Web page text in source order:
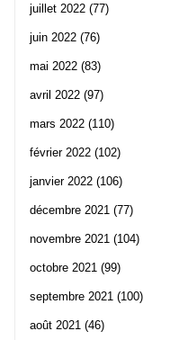
juillet 2022 (77)
juin 2022 (76)
mai 2022 (83)
avril 2022 (97)
mars 2022 (110)
février 2022 (102)
janvier 2022 (106)
décembre 2021 (77)
novembre 2021 (104)
octobre 2021 (99)
septembre 2021 (100)
août 2021 (46)